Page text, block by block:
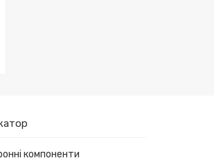
компоненти